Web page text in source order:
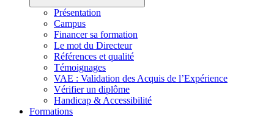
Présentation
Campus
Financer sa formation
Le mot du Directeur
Références et qualité
Témoignages
VAE : Validation des Acquis de l’Expérience
Vérifier un diplôme
Handicap & Accessibilité
Formations